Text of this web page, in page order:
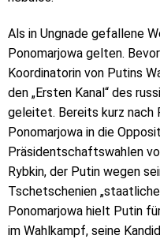
Als in Ungnade gefallene
Ponomarjowa gelten.
Koordinatorin von Putins
den „Ersten Kanal“ des
geleitet. Bereits kurz
Ponomarjowa in die
Präsidentschaftswahlen
Rybkin, der Putin wegen
Tschetschenien
Ponomarjowa hielt Putin
im Wahlkampf, seine